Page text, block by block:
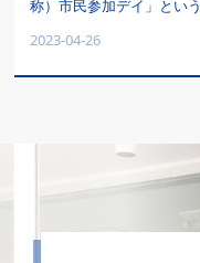
称）市民参加デイ」とい
2023-04-26